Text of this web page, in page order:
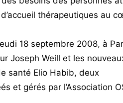
thérapeutiques au
18 septembre 2008, à
Joseph Weill et les
santé Elio Habib, deux
et gérés par l’Association